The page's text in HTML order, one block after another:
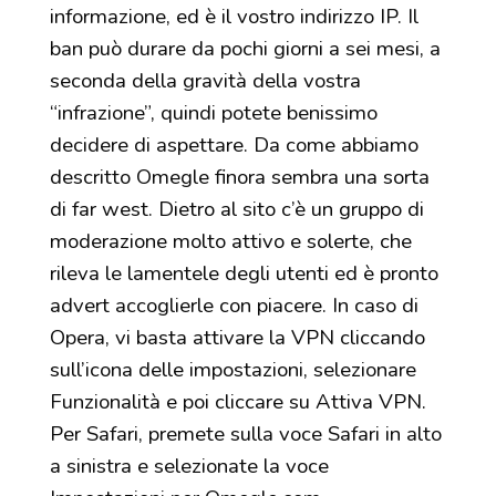
informazione, ed è il vostro indirizzo IP. Il
ban può durare da pochi giorni a sei mesi, a
seconda della gravità della vostra
“infrazione”, quindi potete benissimo
decidere di aspettare. Da come abbiamo
descritto Omegle finora sembra una sorta
di far west. Dietro al sito c’è un gruppo di
moderazione molto attivo e solerte, che
rileva le lamentele degli utenti ed è pronto
advert accoglierle con piacere. In caso di
Opera, vi basta attivare la VPN cliccando
sull’icona delle impostazioni, selezionare
Funzionalità e poi cliccare su Attiva VPN.
Per Safari, premete sulla voce Safari in alto
a sinistra e selezionate la voce